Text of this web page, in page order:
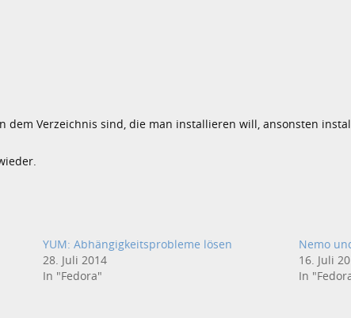
dem Verzeichnis sind, die man installieren will, ansonsten
YUM: Abhängigkeitsprobleme lösen
28. Juli 2014
In "Fedora"
Nemo
16. Juli
In